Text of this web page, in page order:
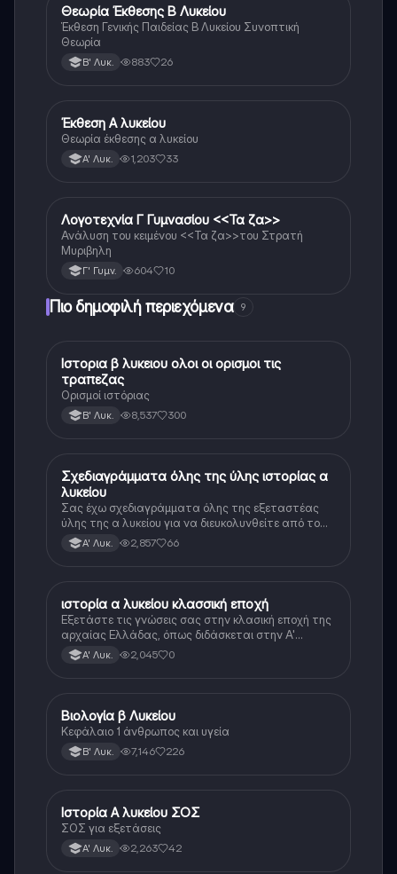
Νέα Ελληνικά
Θεωρία Έκθεσης Β Λυκείου
Έκθεση Γενικής Παιδείας Β Λυκείου Συνοπτική
Θεωρία
Β' Λυκ. 883 26
Νέα Ελληνικά
Έκθεση Α λυκείου
Θεωρία έκθεσης α λυκείου
Α' Λυκ. 1,203 33
Νέα Ελληνικά
Λογοτεχνία Γ Γυμνασίου <<Τα ζα>>
Ανάλυση του κειμένου <<Τα ζα>>του Στρατή
Μυριβηλη
Γ' Γυμν. 604 10
Πιο δημοφιλή περιεχόμενα 9
Ιστορία
Ιστορια β λυκειου ολοι οι ορισμοι τις
τραπεζας
Ορισμοί ιστόριας
Β' Λυκ. 8,537 300
Ιστορία
Σχεδιαγράμματα όλης της ύλης ιστορίας α
λυκείου
Σας έχω σχεδιαγράμματα όλης της εξεταστέας
ύλης της α λυκείου για να διευκολυνθείτε από το
τεράστιο βάρος του βιβλίου
Α' Λυκ. 2,857 66
Ιστορία
ιστορία α λυκείου κλασσική εποχή
Εξετάστε τις γνώσεις σας στην κλασική εποχή της
αρχαίας Ελλάδας, όπως διδάσκεται στην Α'
Λυκείου.
Α' Λυκ. 2,045 0
Βιολογία
Βιολογία β Λυκείου
Κεφάλαιο 1 άνθρωπος και υγεία
Β' Λυκ. 7,146 226
Ιστορία
Ιστορία Α λυκείου ΣΟΣ
ΣΟΣ για εξετάσεις
Α' Λυκ. 2,263 42